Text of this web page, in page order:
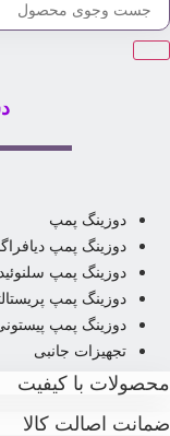
دوزینگ پمپ
دوزینگ پمپ
دوزینگ پمپ
دوزینگ پمپ
دوزینگ پمپ
تجهیزات جانبی
محصولات با کیفیت
ضمانت اصالت کالا